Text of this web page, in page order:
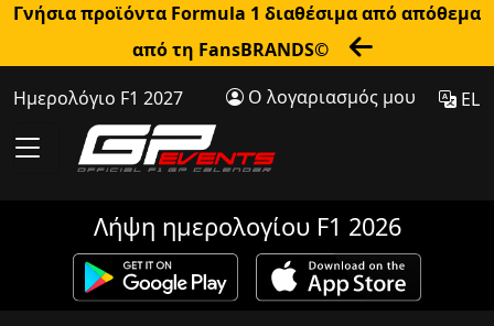
Γνήσια προϊόντα Formula 1 διαθέσιμα από απόθεμα
από τη FansBRANDS©
Ημερολόγιο F1 2027 Ο λογαριασμός μου EL
Λήψη ημερολογίου F1 2026